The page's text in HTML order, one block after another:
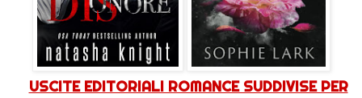
USCITE EDITORIALI ROMANCE SUDDIVISE PER